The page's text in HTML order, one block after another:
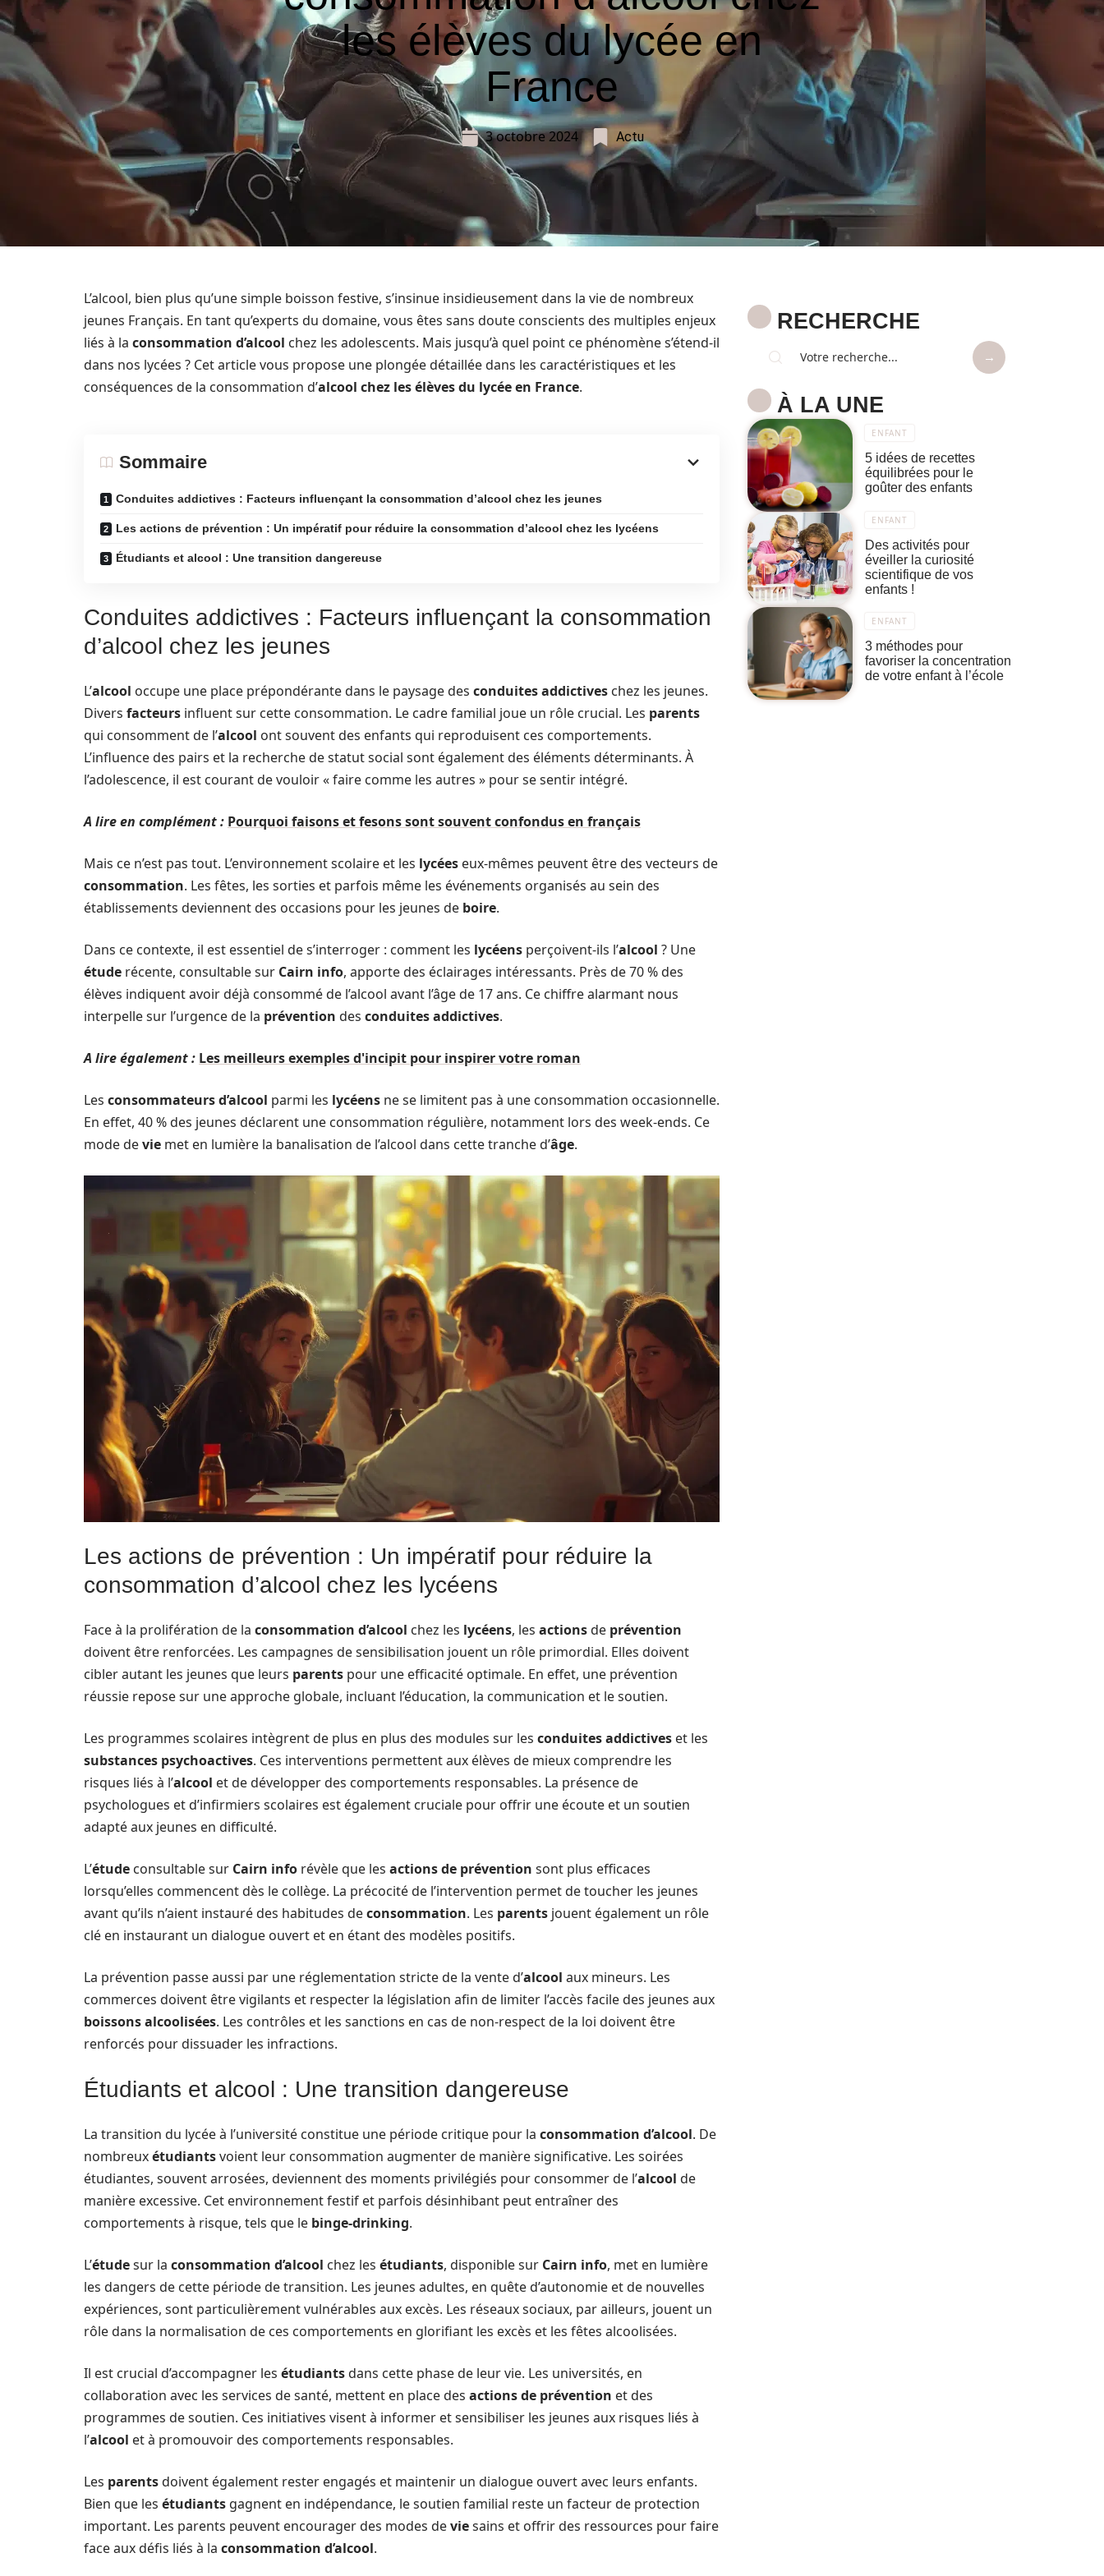
les élèves du lycée en
France
3 octobre 2024 Actu
L’alcool, bien plus qu’une simple boisson festive, s’insinue insidieusement dans la vie de nombreux
jeunes Français. En tant qu’experts du domaine, vous êtes sans doute conscients des multiples enjeux
liés à la consommation d’alcool chez les adolescents. Mais jusqu’à quel point ce phénomène s’étend-il
dans nos lycées ? Cet article vous propose une plongée détaillée dans les caractéristiques et les
conséquences de la consommation d’alcool chez les élèves du lycée en France.
Sommaire
Conduites addictives : Facteurs influençant la consommation d’alcool chez les jeunes
Les actions de prévention : Un impératif pour réduire la consommation d’alcool chez les lycéens
Étudiants et alcool : Une transition dangereuse
Conduites addictives : Facteurs influençant la consommation
d’alcool chez les jeunes
L’alcool occupe une place prépondérante dans le paysage des conduites addictives chez les jeunes.
Divers facteurs influent sur cette consommation. Le cadre familial joue un rôle crucial. Les parents
qui consomment de l’alcool ont souvent des enfants qui reproduisent ces comportements.
L’influence des pairs et la recherche de statut social sont également des éléments déterminants. À
l’adolescence, il est courant de vouloir « faire comme les autres » pour se sentir intégré.
A lire en complément : Pourquoi faisons et fesons sont souvent confondus en français
Mais ce n’est pas tout. L’environnement scolaire et les lycées eux-mêmes peuvent être des vecteurs de
consommation. Les fêtes, les sorties et parfois même les événements organisés au sein des
établissements deviennent des occasions pour les jeunes de boire.
Dans ce contexte, il est essentiel de s’interroger : comment les lycéens perçoivent-ils l’alcool ? Une
étude récente, consultable sur Cairn info, apporte des éclairages intéressants. Près de 70 % des
élèves indiquent avoir déjà consommé de l’alcool avant l’âge de 17 ans. Ce chiffre alarmant nous
interpelle sur l’urgence de la prévention des conduites addictives.
A lire également : Les meilleurs exemples d'incipit pour inspirer votre roman
Les consommateurs d’alcool parmi les lycéens ne se limitent pas à une consommation occasionnelle.
En effet, 40 % des jeunes déclarent une consommation régulière, notamment lors des week-ends. Ce
mode devie met en lumière la banalisation de l’alcool dans cette tranche d’âge.
Les actions de prévention : Un impératif pour réduire la
consommation d’alcool chez les lycéens
Face à la prolifération de la consommation d’alcool chez les lycéens, les actionsde prévention
doivent être renforcées. Les campagnes de sensibilisation jouent un rôle primordial. Elles doivent
cibler autant les jeunes que leurs parents pour une efficacité optimale. En effet, une prévention
réussie repose sur une approche globale, incluant l’éducation, la communication et le soutien.
Les programmes scolaires intègrent de plus en plus des modules sur les conduites addictives et les
substances psychoactives. Ces interventions permettent aux élèves de mieux comprendre les
risques liés à l’alcool et de développer des comportements responsables. La présence de
psychologues et d’infirmiers scolaires est également cruciale pour offrir une écoute et un soutien
adapté aux jeunes en difficulté.
L’étude consultable sur Cairn info révèle que les actions de prévention sont plus efficaces
lorsqu’elles commencent dès le collège. La précocité de l’intervention permet de toucher les jeunes
avant qu’ils n’aient instauré des habitudes deconsommation. Les parents jouent également un rôle
clé en instaurant un dialogue ouvert et en étant des modèles positifs.
La prévention passe aussi par une réglementation stricte de la vente d’alcool aux mineurs. Les
commerces doivent être vigilants et respecter la législation afin de limiter l’accès facile des jeunes aux
boissons alcoolisées. Les contrôles et les sanctions en cas de non-respect de la loi doivent être
renforcés pour dissuader les infractions.
Étudiants et alcool : Une transition dangereuse
La transition du lycée à l’université constitue une période critique pour la consommation d’alcool. De
nombreuxétudiantsvoient leur consommation augmenter de manière significative. Les soirées
étudiantes, souvent arrosées, deviennent des moments privilégiés pour consommer de l’alcool de
manière excessive. Cet environnement festif et parfois désinhibant peut entraîner des
comportements à risque, tels que le binge-drinking.
L’étudesur la consommation d’alcool chez les étudiants, disponible sur Cairn info, met en lumière
les dangers de cette période de transition. Les jeunes adultes, en quête d’autonomie et de nouvelles
expériences, sont particulièrement vulnérables aux excès. Les réseaux sociaux, par ailleurs, jouent un
rôle dans la normalisation de ces comportements en glorifiant les excès et les fêtes alcoolisées.
Il est crucial d’accompagner les étudiantsdans cette phase de leur vie. Les universités, en
collaboration avec les services de santé, mettent en place des actions de prévention et des
programmes de soutien. Ces initiatives visent à informer et sensibiliser les jeunes aux risques liés à
l’alcool et à promouvoir des comportements responsables.
Les parentsdoivent également rester engagés et maintenir un dialogue ouvert avec leurs enfants.
Bien que les étudiants gagnent en indépendance, le soutien familial reste un facteur de protection
important. Les parents peuvent encourager des modes deviesains et offrir des ressources pour faire
face aux défis liés à la consommation d’alcool.
RECHERCHE
À LA UNE
ENFANT
5 idées de recettes
équilibrées pour le
goûter des enfants
ENFANT
Des activités pour
éveiller la curiosité
scientifique de vos
enfants !
ENFANT
3 méthodes pour
favoriser la concentration
de votre enfant à l’école